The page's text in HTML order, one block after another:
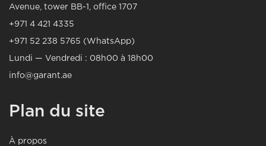
Avenue, tower BB-1, office 1707
+971 4 421 4335
+971 52 238 5765 (WhatsApp)
Lundi — Vendredi : 08h00 à 18h00
info@garant.ae
Plan du site
À propos